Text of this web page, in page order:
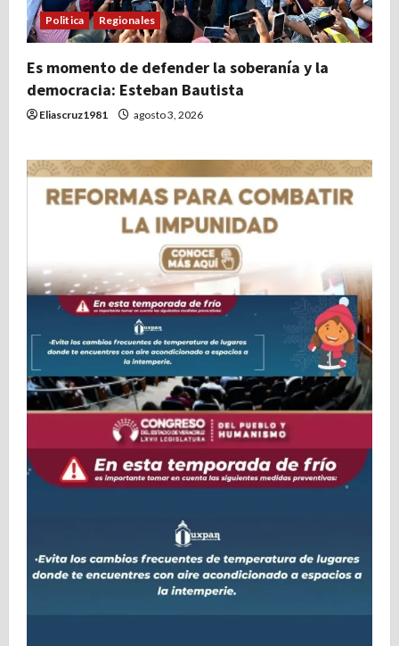
Politica Regionales
Es momento de defender la soberanía y la
democracia: Esteban Bautista
Eliascruz1981 agosto 3, 2026